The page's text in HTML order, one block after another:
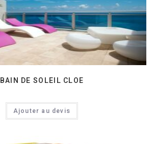
BAIN DE SOLEIL CLOE
Ajouter au devis